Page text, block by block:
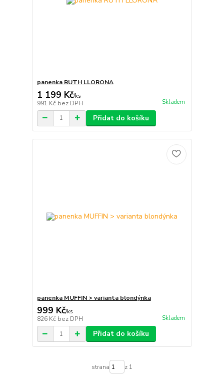
panenka RUTH LLORONA
1 199 Kč/ks
991 Kč bez DPH Skladem
Přidat do košíku
panenka MUFFIN > varianta blondýnka
999 Kč/ks
826 Kč bez DPH Skladem
Přidat do košíku
strana z 1